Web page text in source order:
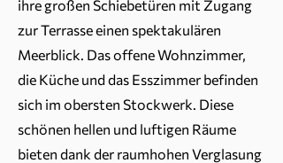
ihre großen Schiebetüren mit Zugang
zur Terrasse einen spektakulären
Meerblick. Das offene Wohnzimmer,
die Küche und das Esszimmer befinden
sich im obersten Stockwerk. Diese
schönen hellen und luftigen Räume
bieten dank der raumhohen Verglasung